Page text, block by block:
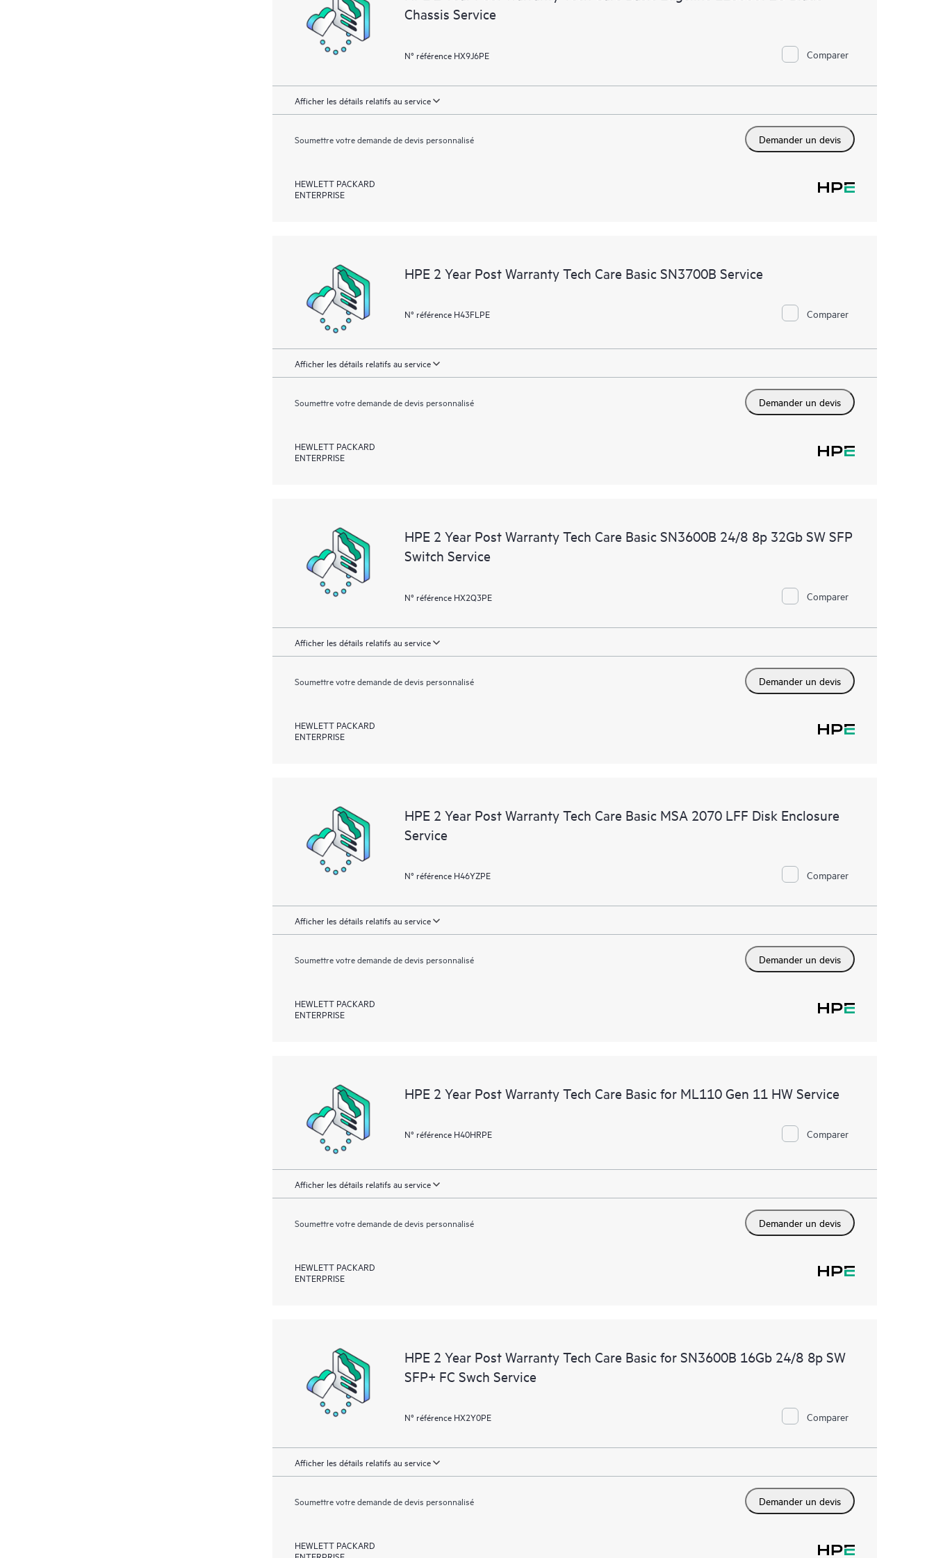
Chassis Service
N° référence HX9J6PE Comparer
Afficher les détails relatifs au service
Soumettre votre demande de devis personnalisé Demander un devis
HEWLETT PACKARD
ENTERPRISE
HPE 2 Year Post Warranty Tech Care Basic SN3700B Service
N° référence H43FLPE Comparer
Afficher les détails relatifs au service
Soumettre votre demande de devis personnalisé Demander un devis
HEWLETT PACKARD
ENTERPRISE
HPE 2 Year Post Warranty Tech Care Basic SN3600B 24/8 8p 32Gb SW SFP
Switch Service
N° référence HX2Q3PE Comparer
Afficher les détails relatifs au service
Soumettre votre demande de devis personnalisé Demander un devis
HEWLETT PACKARD
ENTERPRISE
HPE 2 Year Post Warranty Tech Care Basic MSA 2070 LFF Disk Enclosure
Service
N° référence H46YZPE Comparer
Afficher les détails relatifs au service
Soumettre votre demande de devis personnalisé Demander un devis
HEWLETT PACKARD
ENTERPRISE
HPE 2 Year Post Warranty Tech Care Basic for ML110 Gen 11 HW Service
N° référence H40HRPE Comparer
Afficher les détails relatifs au service
Soumettre votre demande de devis personnalisé Demander un devis
HEWLETT PACKARD
ENTERPRISE
HPE 2 Year Post Warranty Tech Care Basic for SN3600B 16Gb 24/8 8p SW
SFP+ FC Swch Service
N° référence HX2Y0PE Comparer
Afficher les détails relatifs au service
Soumettre votre demande de devis personnalisé Demander un devis
HEWLETT PACKARD